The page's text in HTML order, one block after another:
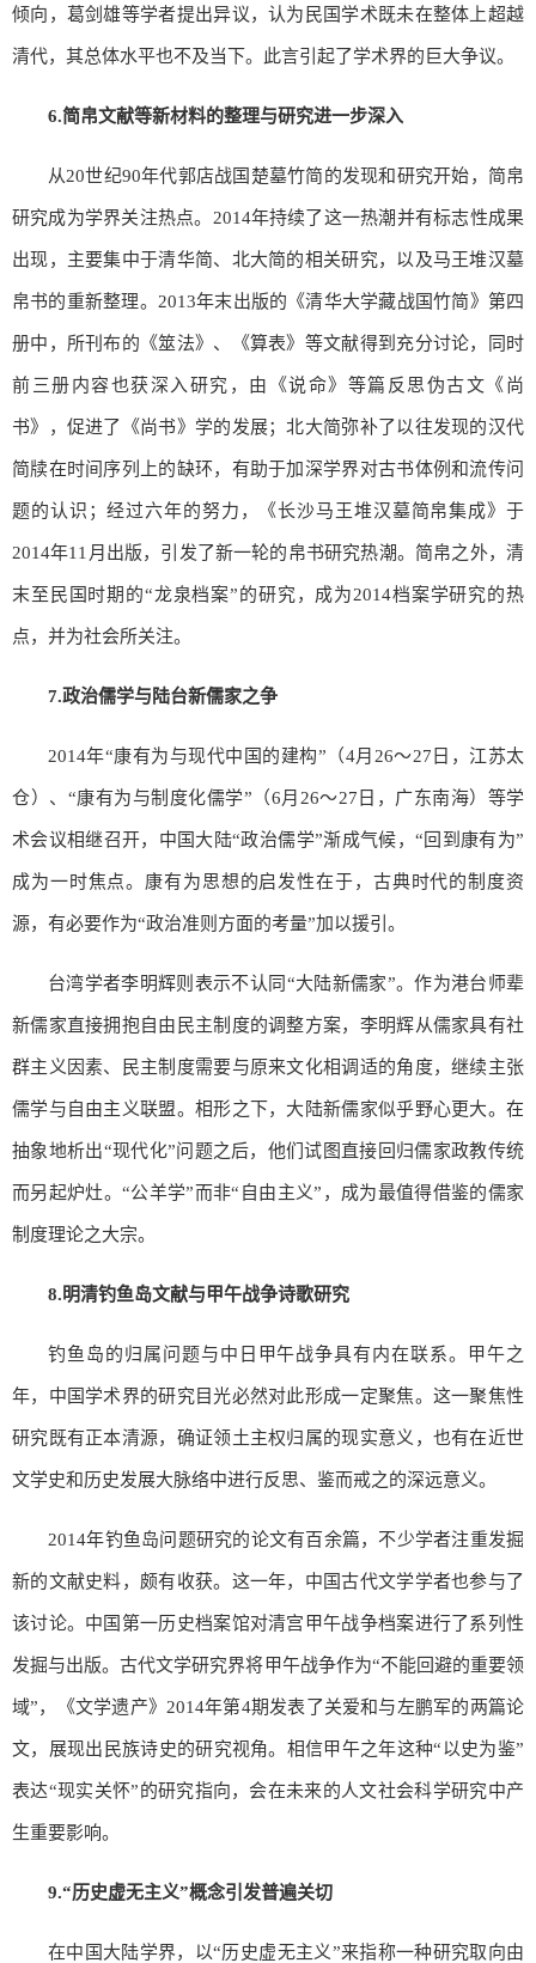
倾向，葛剑雄等学者提出异议，认为民国学术既未在整体上超越
清代，其总体水平也不及当下。此言引起了学术界的巨大争议。
6.简帛文献等新材料的整理与研究进一步深入
从20世纪90年代郭店战国楚墓竹简的发现和研究开始，简帛
研究成为学界关注热点。2014年持续了这一热潮并有标志性成果
出现，主要集中于清华简、北大简的相关研究，以及马王堆汉墓
帛书的重新整理。2013年末出版的《清华大学藏战国竹简》第四
册中，所刊布的《筮法》、《算表》等文献得到充分讨论，同时
前三册内容也获深入研究，由《说命》等篇反思伪古文《尚
书》，促进了《尚书》学的发展；北大简弥补了以往发现的汉代
简牍在时间序列上的缺环，有助于加深学界对古书体例和流传问
题的认识；经过六年的努力，《长沙马王堆汉墓简帛集成》于
2014年11月出版，引发了新一轮的帛书研究热潮。简帛之外，清
末至民国时期的“龙泉档案”的研究，成为2014档案学研究的热
点，并为社会所关注。
7.政治儒学与陆台新儒家之争
2014年“康有为与现代中国的建构”（4月26～27日，江苏太
仓）、“康有为与制度化儒学”（6月26～27日，广东南海）等学
术会议相继召开，中国大陆“政治儒学”渐成气候，“回到康有为”
成为一时焦点。康有为思想的启发性在于，古典时代的制度资
源，有必要作为“政治准则方面的考量”加以援引。
台湾学者李明辉则表示不认同“大陆新儒家”。作为港台师辈
新儒家直接拥抱自由民主制度的调整方案，李明辉从儒家具有社
群主义因素、民主制度需要与原来文化相调适的角度，继续主张
儒学与自由主义联盟。相形之下，大陆新儒家似乎野心更大。在
抽象地析出“现代化”问题之后，他们试图直接回归儒家政教传统
而另起炉灶。“公羊学”而非“自由主义”，成为最值得借鉴的儒家
制度理论之大宗。
8.明清钓鱼岛文献与甲午战争诗歌研究
钓鱼岛的归属问题与中日甲午战争具有内在联系。甲午之
年，中国学术界的研究目光必然对此形成一定聚焦。这一聚焦性
研究既有正本清源，确证领土主权归属的现实意义，也有在近世
文学史和历史发展大脉络中进行反思、鉴而戒之的深远意义。
2014年钓鱼岛问题研究的论文有百余篇，不少学者注重发掘
新的文献史料，颇有收获。这一年，中国古代文学学者也参与了
该讨论。中国第一历史档案馆对清宫甲午战争档案进行了系列性
发掘与出版。古代文学研究界将甲午战争作为“不能回避的重要领
域”，《文学遗产》2014年第4期发表了关爱和与左鹏军的两篇论
文，展现出民族诗史的研究视角。相信甲午之年这种“以史为鉴”
表达“现实关怀”的研究指向，会在未来的人文社会科学研究中产
生重要影响。
9.“历史虚无主义”概念引发普遍关切
在中国大陆学界，以“历史虚无主义”来指称一种研究取向由